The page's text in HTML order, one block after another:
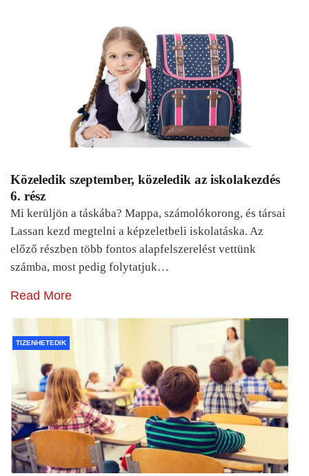
Közeledik szeptember, közeledik az iskolakezdés
6. rész
Mi kerüljön a táskába? Mappa, számolókorong, és társai
Lassan kezd megtelni a képzeletbeli iskolatáska. Az
előző részben több fontos alapfelszerelést vettünk
számba, most pedig folytatjuk…
Read More
TIZENHETEDIK